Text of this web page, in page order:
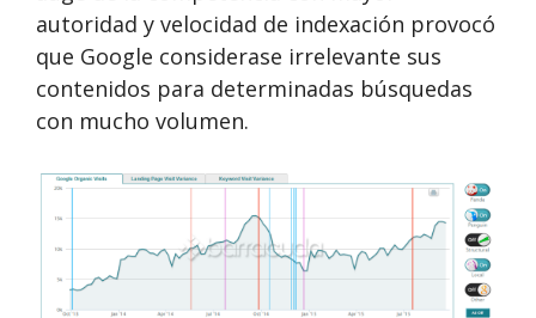
autoridad y velocidad de indexación provocó
que Google considerase irrelevante sus
contenidos para determinadas búsquedas
con mucho volumen.